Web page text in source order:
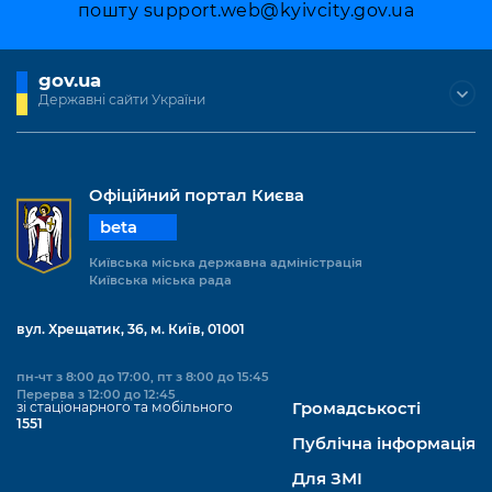
Підприємства, установи, організації
Kyiv International Relations
Річні звіти
Безбар'єрність
Київська міська військова адміністрація
Безбар'єрність
Важливе під час воєнного стану
Уряд» – місцевий рівень»
Про відкриті дані
Публічні дашборди
пошту support.web@kyivcity.gov.ua
gov.ua
Державні сайти України
Офіційний портал Києва
beta
Київська міська державна адміністрація
Київська міська рада
вул. Хрещатик, 36, м. Київ, 01001
пн-чт з 8:00 до 17:00, пт з 8:00 до 15:45
Перерва з 12:00 до 12:45
зі стаціонарного та мобільного
1551
Громадськості
Публічна інформація
Для ЗМІ